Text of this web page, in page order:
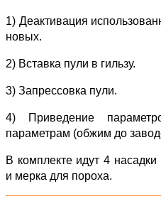
1) Деактивация
новых.
2) Вставка пули в гильзу.
3) Запрессовка пули.
4) Приведение
параметрам (обжим до
В комплекте идут 4
и мерка для пороха.